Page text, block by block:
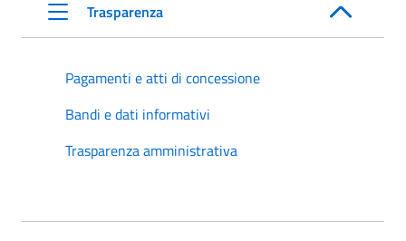
Trasparenza
Pagamenti e atti di concessione
Bandi e dati informativi
Trasparenza amministrativa